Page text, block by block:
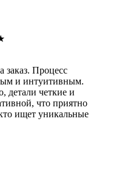
заказ. Процесс
и интуитивным.
детали четкие и
что приятно
ищет уникальные